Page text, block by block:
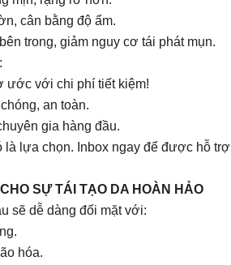
cân bằng độ ẩm.
trong, giảm nguy cơ tái phát mụn.
ước với chi phí tiết kiệm!
an toàn.
gia hàng đầu.
là lựa chọn. Inbox ngay để được hỗ
SỰ TÁI TẠO DA HOÀN HẢO
sẽ dễ dàng đối mặt với:
hóa.